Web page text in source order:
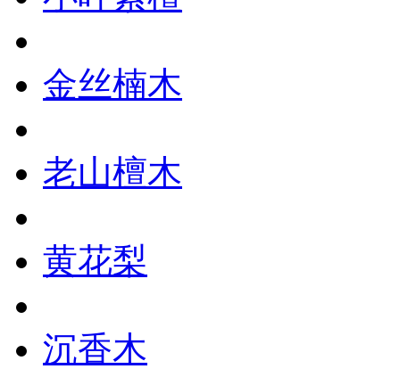
金丝楠木
老山檀木
黄花梨
沉香木